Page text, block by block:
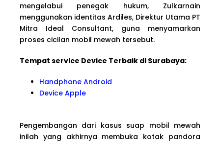
mengelabui penegak hukum, Zulkarnain
menggunakan identitas Ardiles, Direktur Utama PT
Mitra Ideal Consultant, guna menyamarkan
proses cicilan mobil mewah tersebut.
Tempat service Device Terbaik di Surabaya:
Handphone Android
Device Apple
Pengembangan dari kasus suap mobil mewah
inilah yang akhirnya membuka kotak pandora